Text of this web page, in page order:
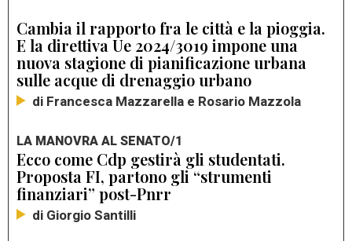
Cambia il rapporto fra le città e la pioggia.
E la direttiva Ue 2024/3019 impone una
nuova stagione di pianificazione urbana
sulle acque di drenaggio urbano
di Francesca Mazzarella e Rosario Mazzola
LA MANOVRA AL SENATO/1
Ecco come Cdp gestirà gli studentati.
Proposta FI, partono gli “strumenti
finanziari” post-Pnrr
di Giorgio Santilli